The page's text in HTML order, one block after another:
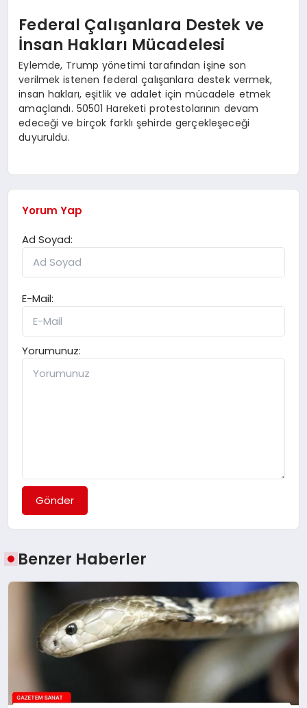
Federal Çalışanlara Destek ve
İnsan Hakları Mücadelesi
Eylemde, Trump yönetimi tarafından işine son
verilmek istenen federal çalışanlara destek vermek,
insan hakları, eşitlik ve adalet için mücadele etmek
amaçlandı. 50501 Hareketi protestolarının devam
edeceği ve birçok farklı şehirde gerçekleşeceği
duyuruldu.
Yorum Yap
Ad Soyad:
E-Mail:
Yorumunuz:
Gönder
Benzer Haberler